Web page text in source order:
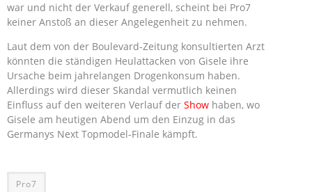
war und nicht der Verkauf generell, scheint bei Pro7
keiner Anstoß an dieser Angelegenheit zu nehmen.
Laut dem von der Boulevard-Zeitung konsultierten Arzt
könnten die ständigen Heulattacken von Gisele ihre
Ursache beim jahrelangen Drogenkonsum haben.
Allerdings wird dieser Skandal vermutlich keinen
Einfluss auf den weiteren Verlauf der Show haben, wo
Gisele am heutigen Abend um den Einzug in das
Germanys Next Topmodel-Finale kämpft.
Pro7